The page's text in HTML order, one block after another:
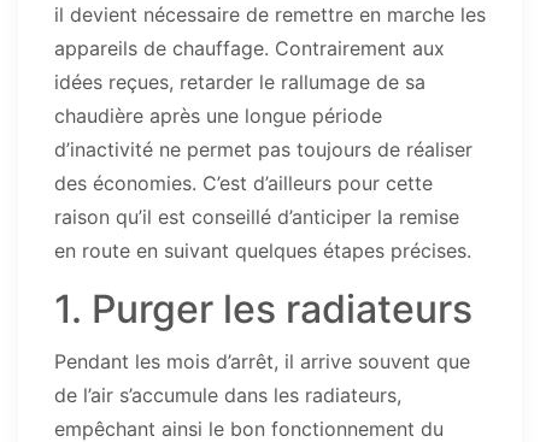
il devient nécessaire de remettre en marche les
appareils de chauffage. Contrairement aux
idées reçues, retarder le rallumage de sa
chaudière après une longue période
d’inactivité ne permet pas toujours de réaliser
des économies. C’est d’ailleurs pour cette
raison qu’il est conseillé d’anticiper la remise
en route en suivant quelques étapes précises.
1. Purger les radiateurs
Pendant les mois d’arrêt, il arrive souvent que
de l’air s’accumule dans les radiateurs,
empêchant ainsi le bon fonctionnement du